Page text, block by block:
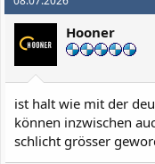
Hooner
ist halt wie mit der
können inzwischen
schlicht grösser